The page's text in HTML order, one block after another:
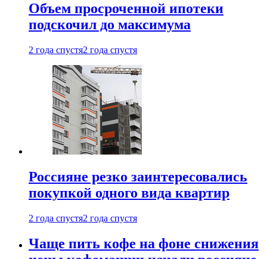
Объем просроченной ипотеки
подскочил до максимума
2 года спустя2 года спустя
Россияне резко заинтересовались
покупкой одного вида квартир
2 года спустя2 года спустя
Чаще пить кофе на фоне снижения